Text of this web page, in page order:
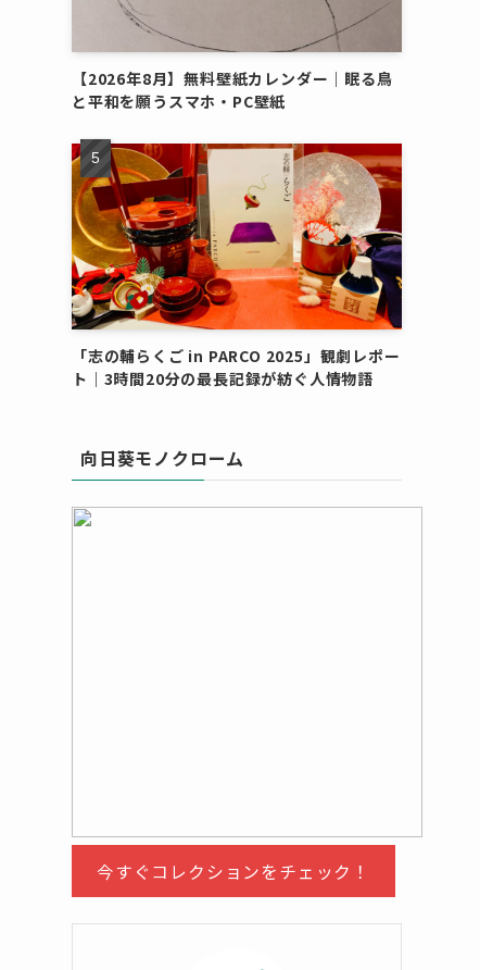
【2026年8月】無料壁紙カレンダー｜眠る鳥
と平和を願うスマホ・PC壁紙
「志の輔らくご in PARCO 2025」観劇レポー
ト｜3時間20分の最長記録が紡ぐ人情物語
向日葵モノクローム
今すぐコレクションをチェック！